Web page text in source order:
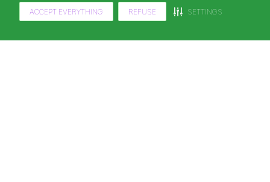
ACCEPT EVERYTHING REFUSE SETTINGS